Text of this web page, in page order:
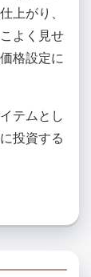
上がり、
よく見せ
格設定に
テムとし
投資する